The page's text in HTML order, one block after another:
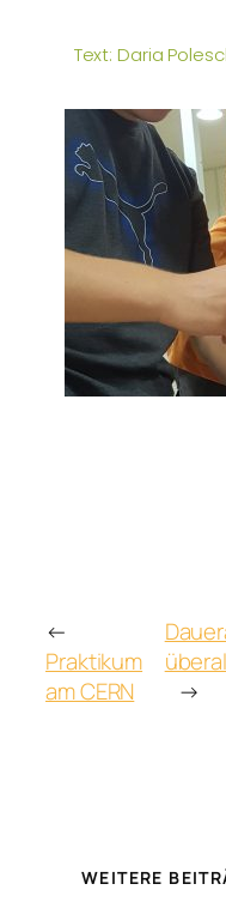
Text: Daria
←
Praktikum
am CERN
→
WEITERE